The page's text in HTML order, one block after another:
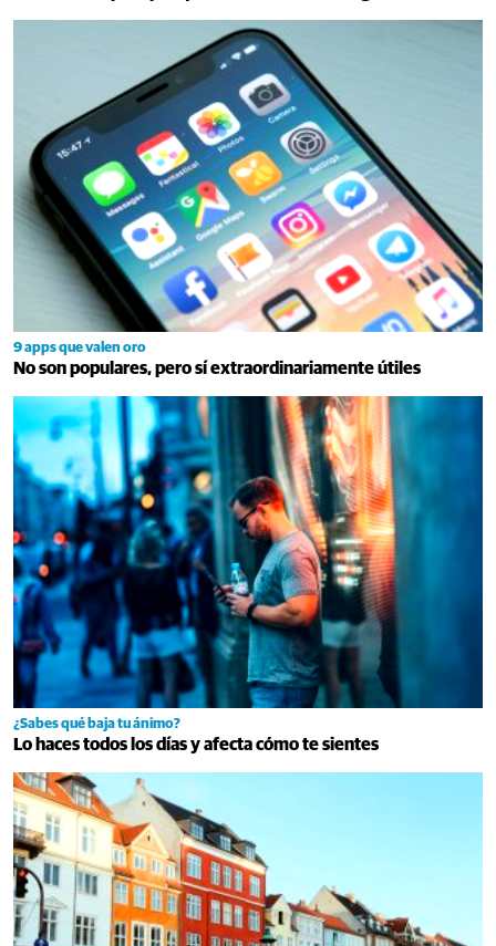
9 apps que valen oro
No son populares, pero sí extraordinariamente útiles
¿Sabes qué baja tu ánimo?
Lo haces todos los días y afecta cómo te sientes